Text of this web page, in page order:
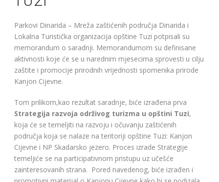
Parkovi Dinarida – Mreža zaštićenih područja Dinarida i
Lokalna Turistička organizacija opštine Tuzi potpisali su
memorandum o saradnji. Memorandumom su definisane
aktivnosti koje će se u narednim mjesecima sprovesti u cilju
zaštite i promocije prirodnih vrijednosti spomenika prirode
Kanjon Cijevne.
Tom prilikom,kao rezultat saradnje, biće izrađena prva
Strategija razvoja održivog turizma u opštini Tuzi,
koja će se temeljiti na razvoju i očuvanju zaštićenih
područja koja se nalaze na teritoriji opštine Tuzi: Kanjon
Cijevne i NP Skadarsko jezero. Proces izrade Strategije
temeljiće se na participativnom pristupu uz učešće
zainteresovanih strana. Pored navedenog, biće izrađen i